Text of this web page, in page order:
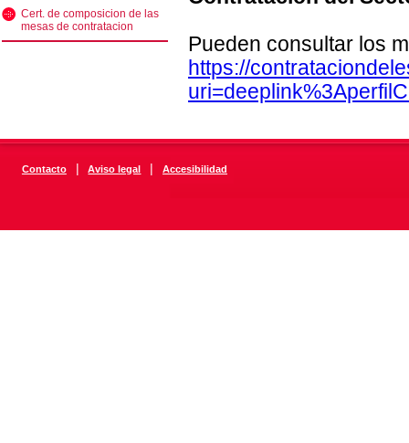
Cert. de composicion de las
mesas de contratacion
Pueden consultar los
https://
Contacto | Aviso legal | Accesibilidad